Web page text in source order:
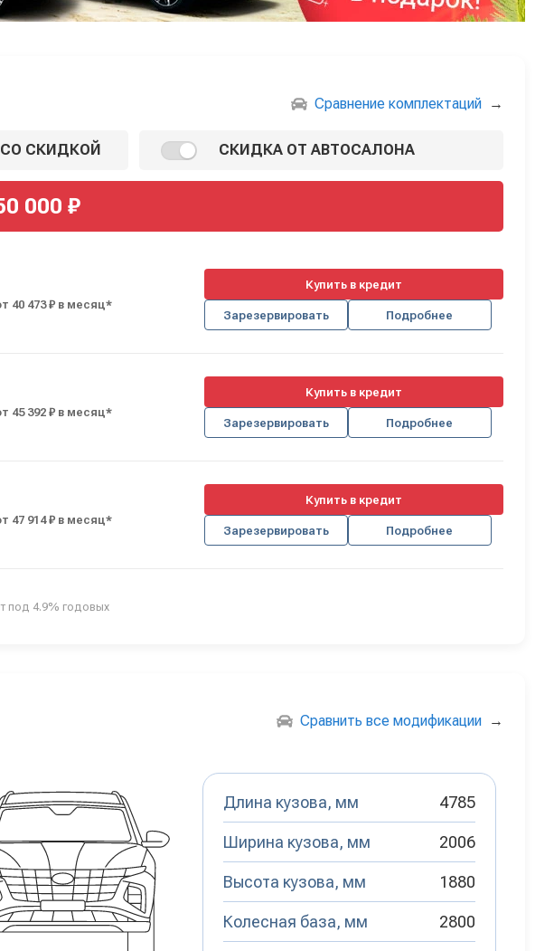
Сравнение комплектаций →
СКИДКОЙ СКИДКА ОТ АВТОСАЛОНА
000 ₽
40 473 ₽ в месяц*
Купить в кредит
Зарезервировать Подробнее
45 392 ₽ в месяц*
Купить в кредит
Зарезервировать Подробнее
47 914 ₽ в месяц*
Купить в кредит
Зарезервировать Подробнее
под 4.9% годовых
Сравнить все модификации →
Длина кузова, мм 4785
Ширина кузова, мм 2006
Высота кузова, мм 1880
Колесная база, мм 2800